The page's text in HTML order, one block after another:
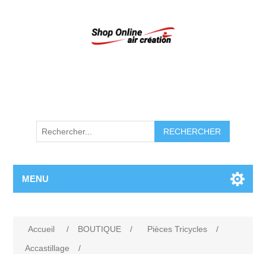
RECHERCHER
MENU
Accueil / BOUTIQUE / Pièces Tricycles
/
Accastillage
/